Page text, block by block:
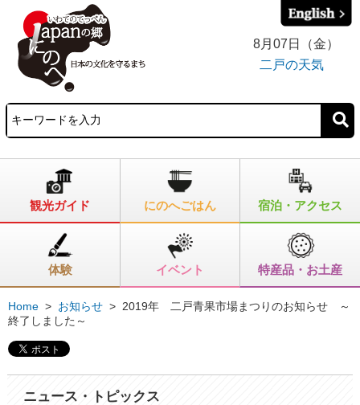
8月07日（金）
二戸の天気
観光ガイド にのへごはん 宿泊・アクセス
体験 イベント 特産品・お土産
Home > お知らせ > 2019年 二戸青果市場まつりのお知らせ ～
終了しました～
ニュース・トピックス